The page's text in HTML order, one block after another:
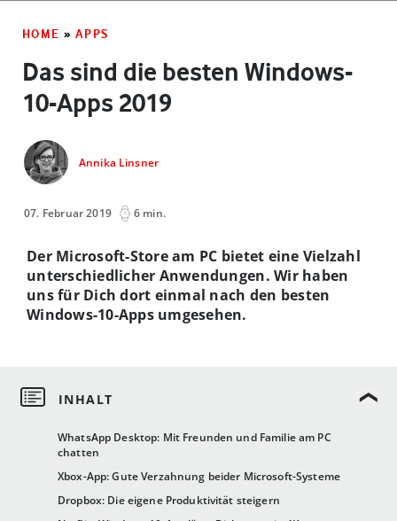
HOME » APPS
Das sind die besten Windows-
10-Apps 2019
Annika Linsner
07. Februar 2019 6 min.
WhatsApp Desktop: Mit Freunden und Familie am PC
chatten
Xbox-App: Gute Verzahnung beider Microsoft-Systeme
Dropbox: Die eigene Produktivität steigern
Der Microsoft-Store am PC bietet eine Vielzahl
unterschiedlicher Anwendungen. Wir haben
uns für Dich dort einmal nach den besten
Windows-10-Apps umgesehen.